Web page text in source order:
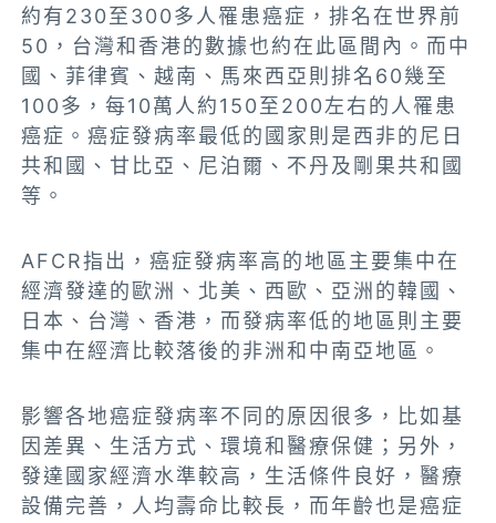
約有230至300多人罹患癌症，排名在世界前
50，台灣和香港的數據也約在此區間內。而中
國、菲律賓、越南、馬來西亞則排名60幾至
100多，每10萬人約150至200左右的人罹患
癌症。癌症發病率最低的國家則是西非的尼日
共和國、甘比亞、尼泊爾、不丹及剛果共和國
等。
AFCR指出，癌症發病率高的地區主要集中在
經濟發達的歐洲、北美、西歐、亞洲的韓國、
日本、台灣、香港，而發病率低的地區則主要
集中在經濟比較落後的非洲和中南亞地區。
影響各地癌症發病率不同的原因很多，比如基
因差異、生活方式、環境和醫療保健；另外，
發達國家經濟水準較高，生活條件良好，醫療
設備完善，人均壽命比較長，而年齡也是癌症